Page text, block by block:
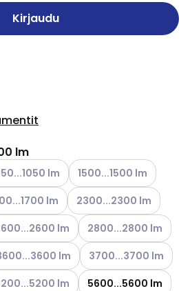
Kirjaudu
lm
vaihtoehdot
käytettävissä olevat vaihtoehdot
lm Katso käytettävissä
1500...1500 lm
vaihtoehdot
käytettävissä olevat vaihtoehdot
lm Katso käytettävissä
2300...2300 lm
vaihtoehdot
käytettävissä olevat vaihtoehdot
lm Katso käytettävissä
2800...2800 lm
käytettävissä olevat vaihtoehdot
lm Katso käytettävissä
3700...3700 lm
käytettävissä olevat vaihtoehdot
lm 5600...5600 lm